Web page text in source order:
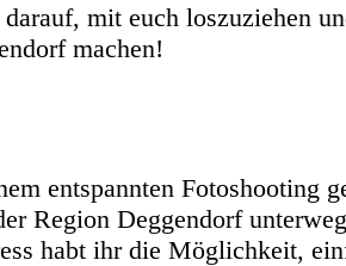
mit euch loszuziehen
machen!
entspannten Fotoshooting
Region Deggendorf
habt ihr die Möglichkeit,